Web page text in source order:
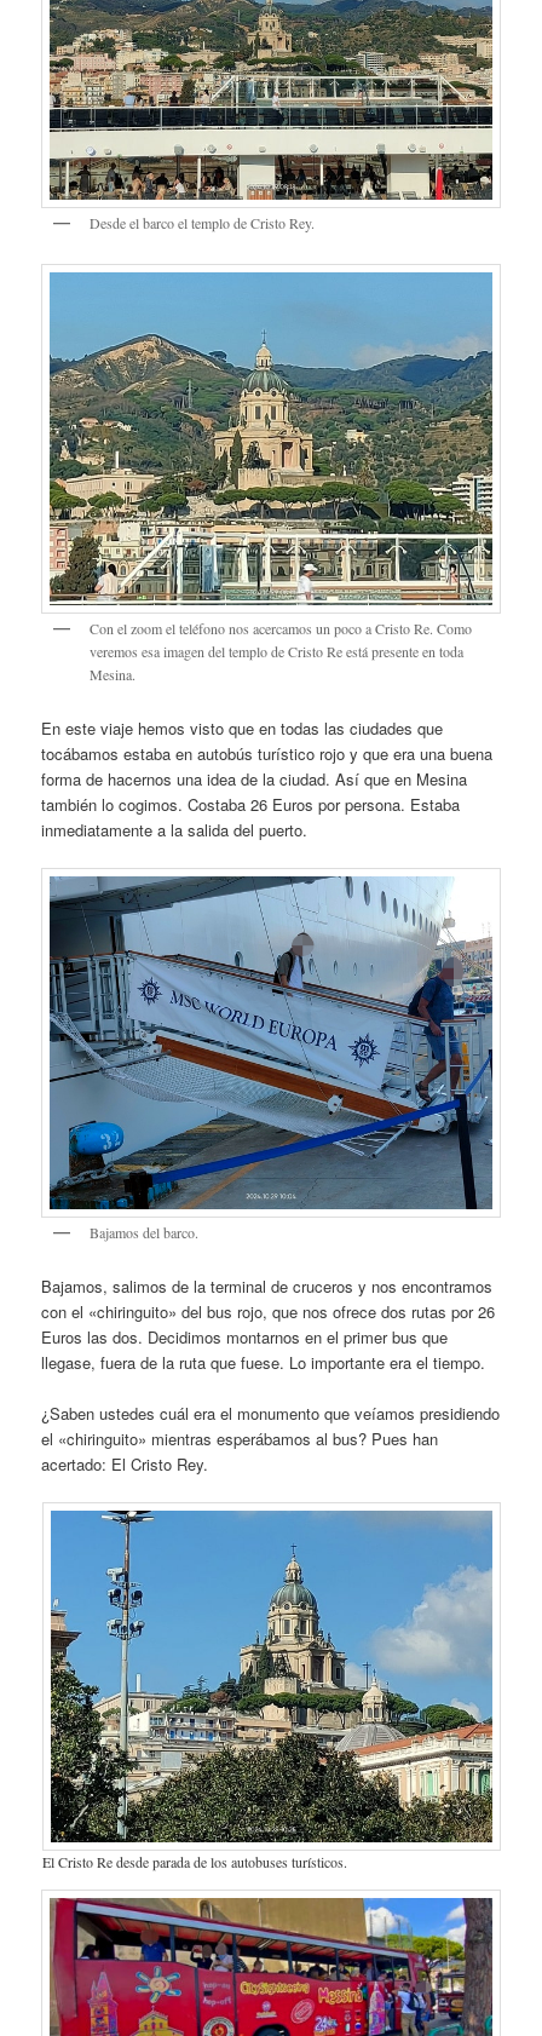
Desde el barco el templo de Cristo Rey.
Con el zoom el teléfono nos acercamos un poco a Cristo Re. Como
veremos esa imagen del templo de Cristo Re está presente en toda
Mesina.
En este viaje hemos visto que en todas las ciudades que
tocábamos estaba en autobús turístico rojo y que era una buena
forma de hacernos una idea de la ciudad. Así que en Mesina
también lo cogimos. Costaba 26 Euros por persona. Estaba
inmediatamente a la salida del puerto.
Bajamos del barco.
Bajamos, salimos de la terminal de cruceros y nos encontramos
con el «chiringuito» del bus rojo, que nos ofrece dos rutas por 26
Euros las dos. Decidimos montarnos en el primer bus que
llegase, fuera de la ruta que fuese. Lo importante era el tiempo.
¿Saben ustedes cuál era el monumento que veíamos presidiendo
el «chiringuito» mientras esperábamos al bus? Pues han
acertado: El Cristo Rey.
El Cristo Re desde parada de los autobuses turísticos.